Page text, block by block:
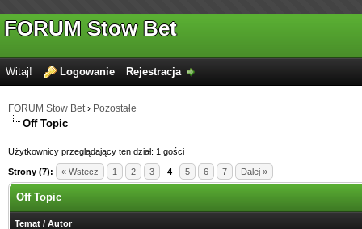
FORUM Stow Bet
Witaj! Logowanie Rejestracja
FORUM Stow Bet› Pozostałe
Off Topic
Użytkownicy przeglądający ten dział: 1 gości
Strony (7): « Wstecz 1 2 3 4 5 6 7 Dalej »
Off Topic
Temat / Autor